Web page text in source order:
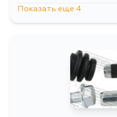
Показать еще 4